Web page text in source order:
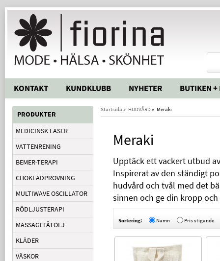
KONTAKT KUNDKLUBB NYHETER BUTIKEN +
PRODUKTER
MEDICINSK LASER
VATTENRENING
BEMER-TERAPI
CHOKLADPROVNING
MULTIWAVE OSCILLATOR
RÖDLJUSTERAPI
MASSAGEFÅTÖLJ
KLÄDER
VÄSKOR
Startsida » HUDVÅRD» Meraki
Meraki
Upptäck ett vackert utbud
Inspirerat av den ständigt
hudvård och tvål med det
sinnen och ge din kropp
Sortering: Namn Pris stigande